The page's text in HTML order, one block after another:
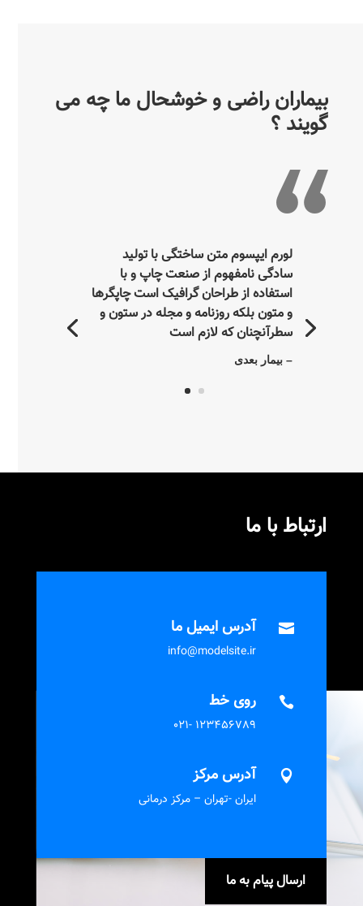
بیماران راضی و خوشحال ما چه می
گویند ؟
لورم ایپسوم متن ساختگی با تولید
سادگی نامفهوم از صنعت چاپ و با
استفاده از طراحان گرافیک است چاپگرها
و متون بلکه روزنامه و مجله در ستون و
سطرآنچنان که لازم است
– بیمار بعدی
ارتباط با ما
 آدرس ایمیل ما
info@modelsite.ir
 روی خط
123456789 -021
 آدرس مرکز
ایران -تهران – مرکز درمانی
ارسال پیام به ما